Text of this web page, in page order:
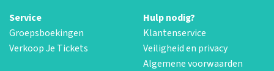
Service
Groepsboekingen
Verkoop Je Tickets
Hulp nodig?
Klantenservice
Veiligheid en privacy
Algemene voorwaarden